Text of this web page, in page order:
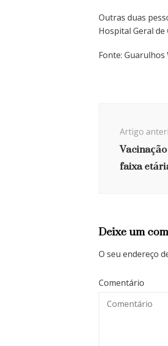
Outras duas
Hospital Geral
Fonte:
postArtigo
faixa
Deixe um
O seu endereço
Comentário